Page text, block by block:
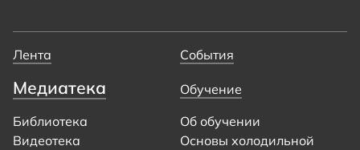
Лента События
Медиатека
Библиотека
Видеотека
Обучение
Об обучении
Основы холодильной